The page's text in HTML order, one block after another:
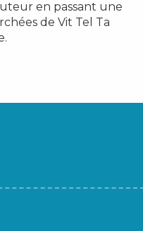
en passant une
de Vit Tel Ta